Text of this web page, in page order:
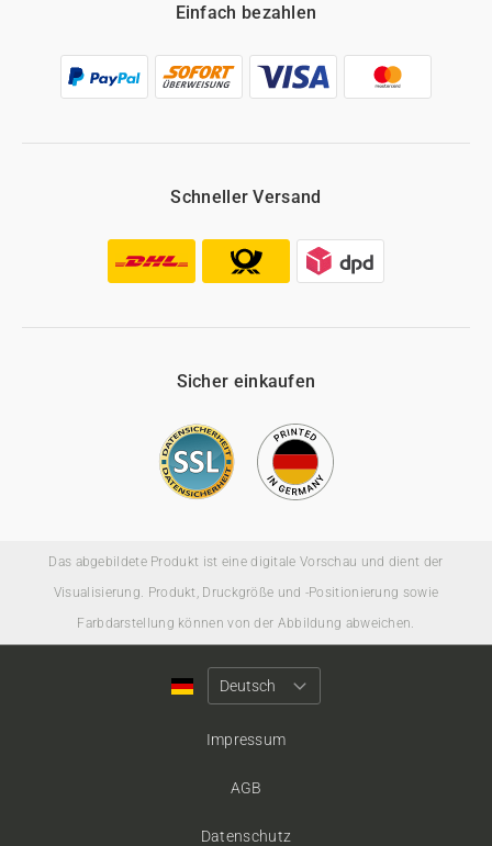
Einfach bezahlen
Schneller Versand
Sicher einkaufen
Das abgebildete Produkt ist eine digitale Vorschau und dient der
Visualisierung. Produkt, Druckgröße und -Positionierung sowie
Farbdarstellung können von der Abbildung abweichen.
Impressum
AGB
Datenschutz